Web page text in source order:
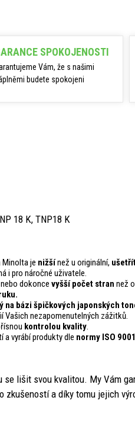
SPOKOJENOSTI
Vám, že s našimi
budete spokojeni
18 K, TNP18 K
Minolta je nižšínež u originální,
i pro náročné uživatele.
dokonce vyšší počet stran než
na bázi špičkových japonských
nezapomenutelných zážitků.
kontrolou kvality.
a vyrábí produkty dle normy ISO
se lišit svou kvalitou. My Vám
zkušeností a díky tomu jejich